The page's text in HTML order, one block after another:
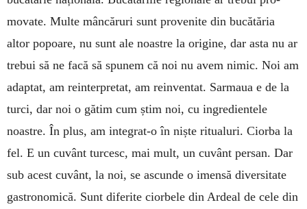
movate. Multe mân­căruri sunt provenite din bucătăria
altor po­poare, nu sunt ale noastre la origine, dar asta nu ar
trebui să ne facă să spunem că noi nu avem nimic. Noi am
adaptat, am re­interpretat, am rein­ventat. Sarmaua e de la
turci, dar noi o gătim cum știm noi, cu ingredientele
noastre. În plus, am integrat-o în niște ritualuri. Ciorba la
fel. E un cuvânt turcesc, mai mult, un cuvânt persan. Dar
sub acest cuvânt, la noi, se ascunde o imensă diversitate
gastronomică. Sunt diferite ciorbele din Ardeal de cele din